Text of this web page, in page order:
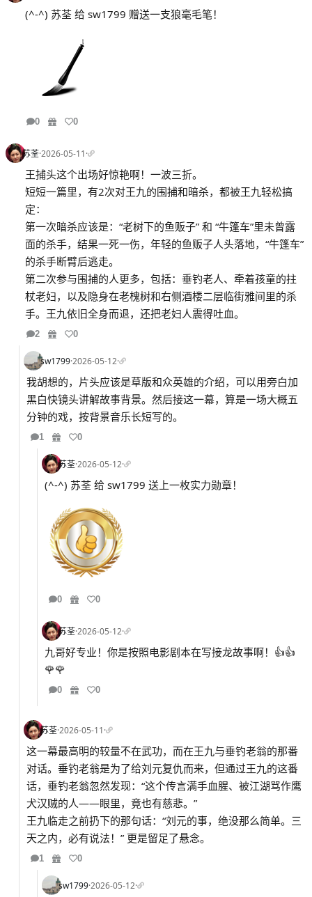
(^-^) 苏荃 给 sw1799 赠送一支狼毫毛笔！
0 0
苏荃·2026-05-11·
王捕头这个出场好惊艳啊！一波三折。
短短一篇里，有2次对王九的围捕和暗杀，都被王九轻松搞
定：
第一次暗杀应该是：“老树下的鱼贩子” 和 “牛篷车”里未曾露
面的杀手，结果一死一伤，年轻的鱼贩子人头落地，“牛篷车”
的杀手断臂后逃走。
第二次参与围捕的人更多，包括：垂钓老人、牵着孩童的拄
杖老妇，以及隐身在老槐树和右侧酒楼二层临街雅间里的杀
手。王九依旧全身而退，还把老妇人震得吐血。
2 0
sw1799·2026-05-12·
我胡想的，片头应该是草版和众英雄的介绍，可以用旁白加
黑白快镜头讲解故事背景。然后接这一幕，算是一场大概五
分钟的戏，按背景音乐长短写的。
1 0
苏荃·2026-05-12·
(^-^) 苏荃 给 sw1799 送上一枚实力勋章！
0 0
苏荃·2026-05-12·
九哥好专业！你是按照电影剧本在写接龙故事啊！👍👍
🌹🌹
0 0
苏荃·2026-05-11·
这一幕最高明的较量不在武功，而在王九与垂钓老翁的那番
对话。垂钓老翁是为了给刘元复仇而来，但通过王九的这番
话，垂钓老翁忽然发现：“这个传言满手血腥、被江湖骂作鹰
犬汉贼的人——眼里，竟也有慈悲。”
王九临走之前扔下的那句话：“刘元的事，绝没那么简单。三
天之内，必有说法！” 更是留足了悬念。
1 0
sw1799·2026-05-12·